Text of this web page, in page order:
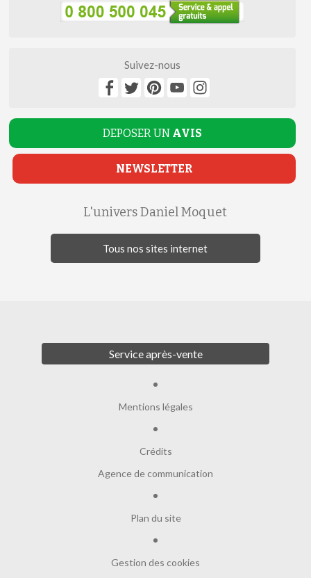
Suivez-nous
DEPOSER UN AVIS
NEWSLETTER
L'univers Daniel Moquet
Tous nos sites internet
Service après-vente
Mentions légales
Crédits
Agence de communication
Plan du site
Gestion des cookies